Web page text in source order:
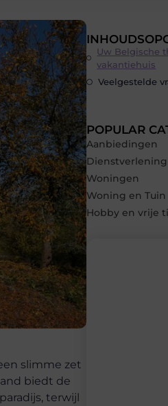
slimme zet
biedt de
terwijl
Uw Belgische
vakantiehuis
Veelgestelde
POPULAR
Aanbiedingen
Dienstverlening
Woningen
Woning en Tuin
Hobby en vrije